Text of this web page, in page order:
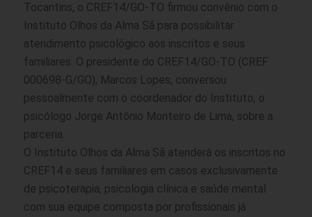
Tocantins, o CREF14/GO-TO firmou convênio com o
Instituto Olhos da Alma Sã para possibilitar
atendimento psicológico aos inscritos e seus
familiares. O presidente do CREF14/GO-TO (CREF
000698-G/GO), Marcos Lopes, conversou
pessoalmente com o coordenador do Instituto, o
psicólogo Jorge Antônio Monteiro de Lima, sobre a
parceria.
O Instituto Olhos da Alma Sã atenderá os inscritos no
CREF14 e seus familiares em casos exclusivamente
de psicoterapia, psicologia clínica e saúde mental
com sua equipe composta por profissionais já